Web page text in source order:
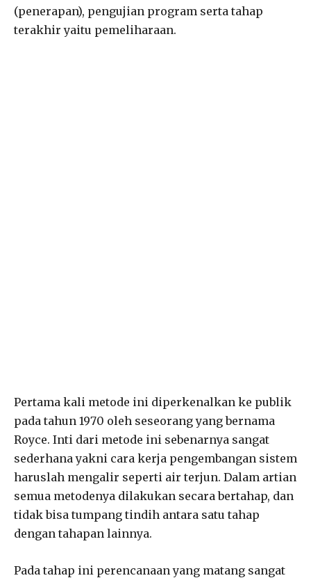
(penerapan), pengujian program serta tahap
terakhir yaitu pemeliharaan.
Pertama kali metode ini diperkenalkan ke publik
pada tahun 1970 oleh seseorang yang bernama
Royce. Inti dari metode ini sebenarnya sangat
sederhana yakni cara kerja pengembangan sistem
haruslah mengalir seperti air terjun. Dalam artian
semua metodenya dilakukan secara bertahap, dan
tidak bisa tumpang tindih antara satu tahap
dengan tahapan lainnya.
Pada tahap ini perencanaan yang matang sangat